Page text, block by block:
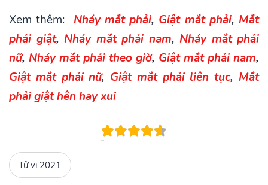
Xem thêm: Nháy mắt phải, Giật mắt phải, Mắt
phải giật, Nháy mắt phải nam, Nháy mắt phải
nữ, Nháy mắt phải theo giờ, Giật mắt phải nam,
Giật mắt phải nữ, Giật mắt phải liên tục, Mắt
phải giật hên hay xui
Tử vi 2021